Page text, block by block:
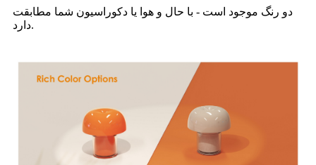
دو رنگ موجود است - با حال و هوا یا دکوراسیون شما مطابقت
دارد.